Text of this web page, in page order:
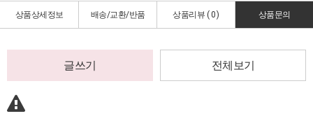
상품상세정보 배송/교환/반품 상품리뷰 ( 0) 상품문의
글쓰기 전체보기